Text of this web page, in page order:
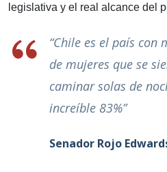
legislativa y el real alcance del
“Chile es el país con
de mujeres que se
caminar solas de
increíble 83%”
Senador Rojo